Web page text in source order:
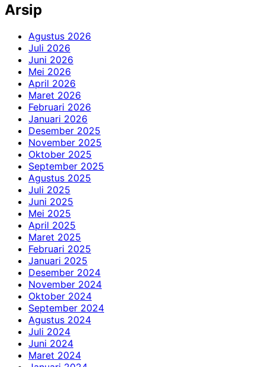
Arsip
Agustus 2026
Juli 2026
Juni 2026
Mei 2026
April 2026
Maret 2026
Februari 2026
Januari 2026
Desember 2025
November 2025
Oktober 2025
September 2025
Agustus 2025
Juli 2025
Juni 2025
Mei 2025
April 2025
Maret 2025
Februari 2025
Januari 2025
Desember 2024
November 2024
Oktober 2024
September 2024
Agustus 2024
Juli 2024
Juni 2024
Maret 2024